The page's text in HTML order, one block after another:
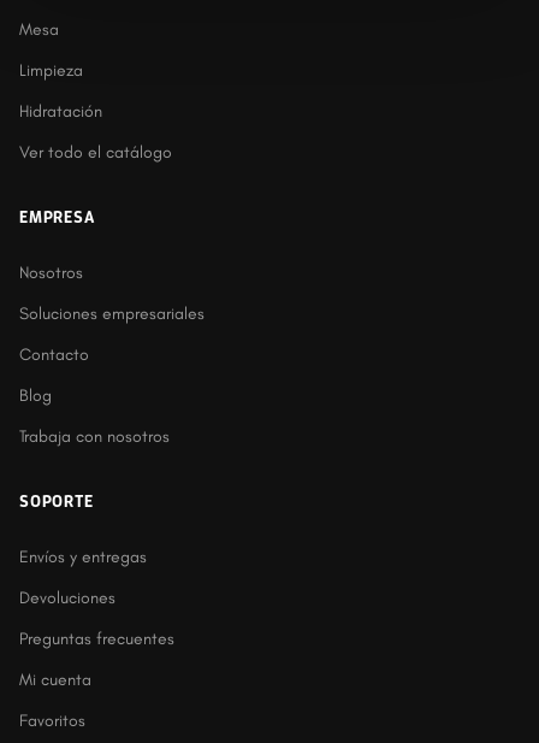
Mesa
Limpieza
Hidratación
Ver todo el catálogo
EMPRESA
Nosotros
Soluciones empresariales
Contacto
Blog
Trabaja con nosotros
SOPORTE
Envíos y entregas
Devoluciones
Preguntas frecuentes
Mi cuenta
Favoritos